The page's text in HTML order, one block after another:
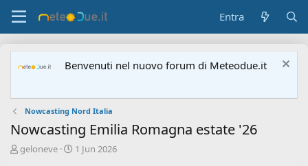
Entra
Benvenuti nel nuovo forum di Meteodue.it
Nowcasting Nord Italia
Nowcasting Emilia Romagna estate '26
A
geloneve
D1 Jun 2026